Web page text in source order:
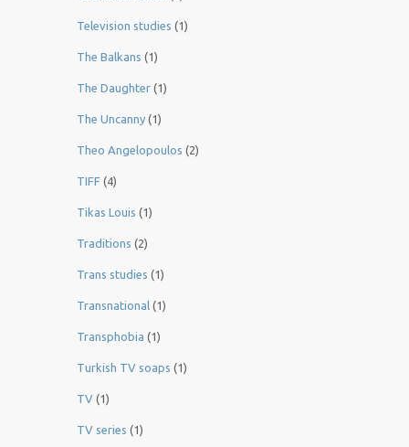
Television studies (1)
The Balkans (1)
The Daughter (1)
The Uncanny (1)
Theo Angelopoulos (2)
TIFF (4)
Tikas Louis (1)
Traditions (2)
Trans studies (1)
Transnational (1)
Transphobia (1)
Turkish TV soaps (1)
TV (1)
TV series (1)